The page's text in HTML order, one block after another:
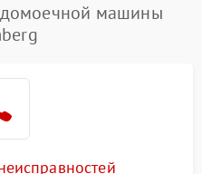
машины